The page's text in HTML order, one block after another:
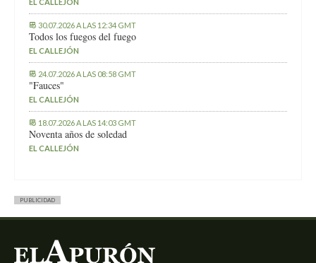
EL CALLEJÓN
30.07.2026 A LAS 12:34 GMT
Todos los fuegos del fuego
EL CALLEJÓN
24.07.2026 A LAS 08:58 GMT
"Fauces"
EL CALLEJÓN
18.07.2026 A LAS 14:03 GMT
Noventa años de soledad
EL CALLEJÓN
PUBLICIDAD